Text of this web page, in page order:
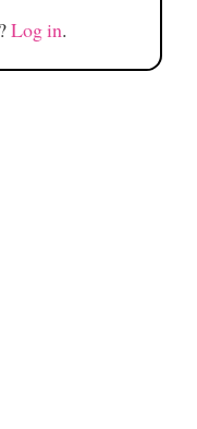
Log in.